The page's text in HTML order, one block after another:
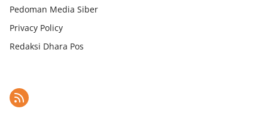
Pedoman Media Siber
Privacy Policy
Redaksi Dhara Pos